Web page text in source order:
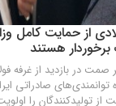
از حمایت کامل
هستند
در بازدید از غرفه
صادراتی
از تولیدکنندگان را